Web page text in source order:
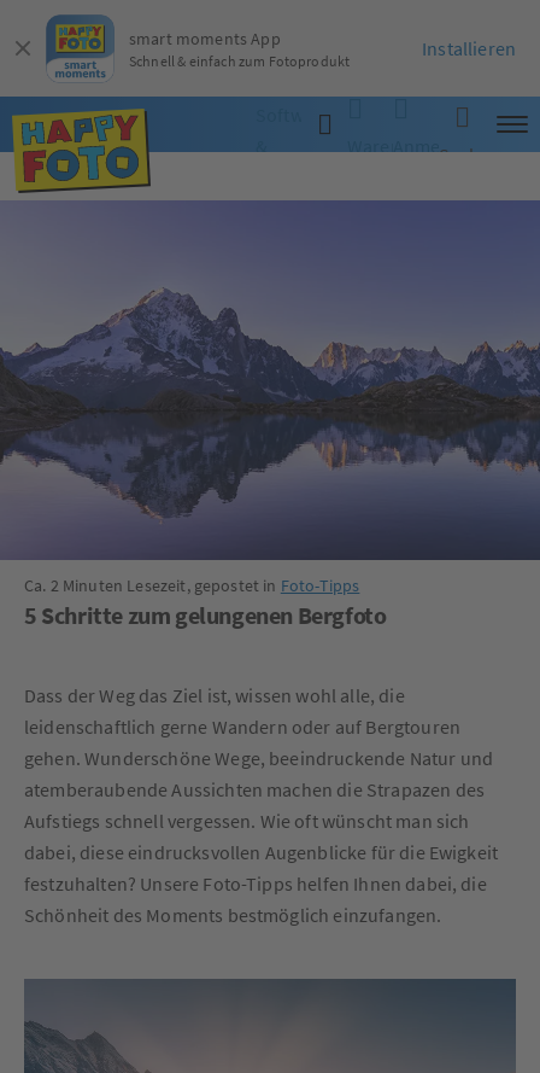
Software
WarenkorbAnmelden
Suche
Ca. 2 Minuten Lesezeit, gepostet in Foto-Tipps
5 Schritte zum gelungenen Bergfoto
Dass der Weg das Ziel ist, wissen wohl alle, die
leidenschaftlich gerne Wandern oder auf Bergtouren
gehen. Wunderschöne Wege, beeindruckende Natur und
atemberaubende Aussichten machen die Strapazen des
Aufstiegs schnell vergessen. Wie oft wünscht man sich
dabei, diese eindrucksvollen Augenblicke für die Ewigkeit
festzuhalten? Unsere Foto-Tipps helfen Ihnen dabei, die
Schönheit des Moments bestmöglich einzufangen.
smart moments App
Schnell & einfach zum Fotoprodukt
Installieren